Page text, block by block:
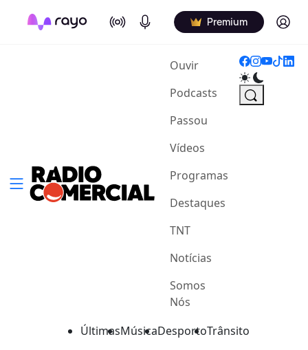
On Air Podcasts Premium Log in
Ouvir(current)
Podcasts
Passou
Vídeos
Programas
Destaques
TNT
Notícias
Somos
Nós
ÚltimasMúsicaDesportoTrânsito